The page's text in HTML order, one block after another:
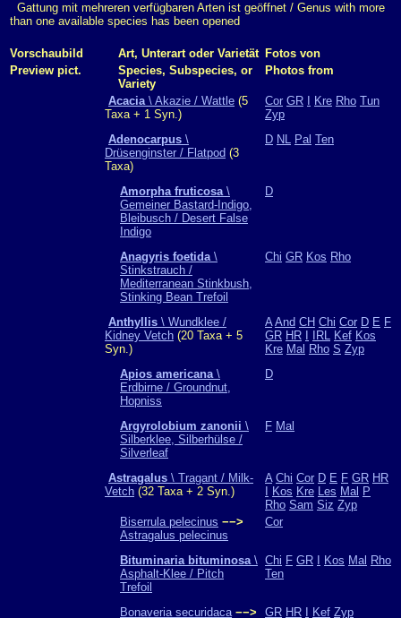
Gattung mit mehreren verfügbaren Arten ist geöffnet / Genus with more
than one available species has been opened
Vorschaubild Art, Unterart oder Varietät Fotos von
Preview pict.
Species, Subspecies, or
Variety
Photos from
Acacia\ Akazie / Wattle (5
Taxa + 1 Syn.)
Cor GR Kre Rho Tun
Zyp
Adenocarpus \
Drüsenginster / Flatpod (3
Taxa)
D NL Pal Ten
Amorpha fruticosa\
Gemeiner Bastard-Indigo,
Bleibusch / Desert False
Indigo
D
Anagyris foetida\
Stinkstrauch /
Mediterranean Stinkbush,
Stinking Bean Trefoil
Chi GR Kos Rho
Anthyllis \ Wundklee /
Kidney Vetch (20 Taxa + 5
Syn.)
A And CH Chi Cor D E F
GR HR IRL Kef Kos
Kre Mal Rho S Zyp
Apios americana\
Erdbirne / Groundnut,
Hopniss
D
Argyrolobium zanonii \
Silberklee, Silberhülse /
Silverleaf
F Mal
Astragalus \ Tragant / Milk-
Vetch (32 Taxa + 2 Syn.)
A Chi Cor D E F GR HR
Kos Kre Les Mal P
Rho Sam Siz Zyp
Biserrula pelecinus −−>
Astragalus pelecinus
Cor
Bituminaria bituminosa\
Asphalt-Klee / Pitch
Trefoil
Chi F GR Kos Mal Rho
Ten
Bonaveria securidaca −−>
GR HR Kef Zyp